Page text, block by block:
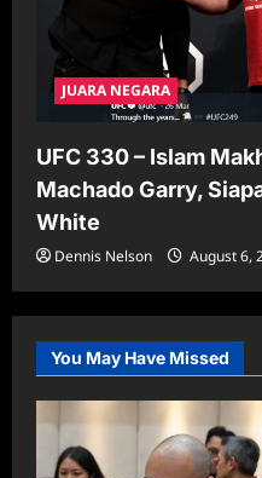
JUARA NEGARA
UFC 330 – Islam
Machado Garry,
White
Dennis Nelson August 6,
You May Have Missed